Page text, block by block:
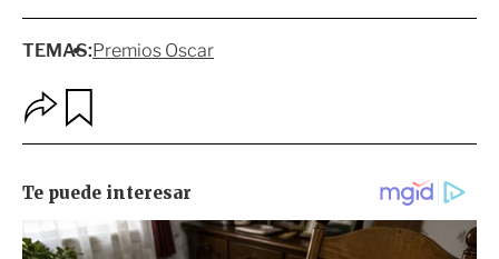
TEMAS:Premios Oscar
p
i
r